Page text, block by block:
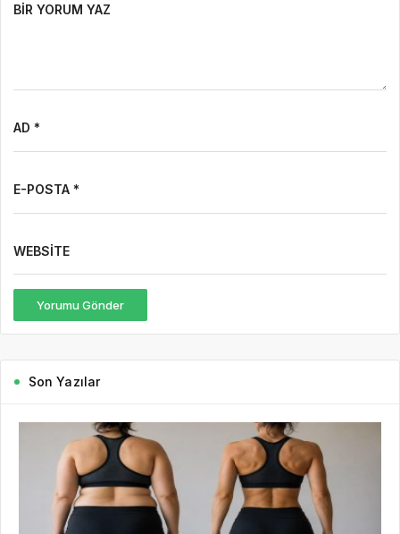
BIR YORUM YAZ
AD *
E-POSTA *
WEBSITE
Yorumu Gönder
Son Yazılar